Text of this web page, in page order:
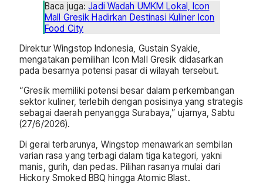
Baca juga:Jadi Wadah UMKM Lokal, Icon
Mall Gresik Hadirkan Destinasi Kuliner Icon
Food City
Direktur Wingstop Indonesia, Gustain Syakie,
mengatakan pemilihan Icon Mall Gresik didasarkan
pada besarnya potensi pasar di wilayah tersebut.
“Gresik memiliki potensi besar dalam perkembangan
sektor kuliner, terlebih dengan posisinya yang strategis
sebagai daerah penyangga Surabaya,” ujarnya, Sabtu
(27/6/2026).
Di gerai terbarunya, Wingstop menawarkan sembilan
varian rasa yang terbagi dalam tiga kategori, yakni
manis, gurih, dan pedas. Pilihan rasanya mulai dari
Hickory Smoked BBQ hingga Atomic Blast.